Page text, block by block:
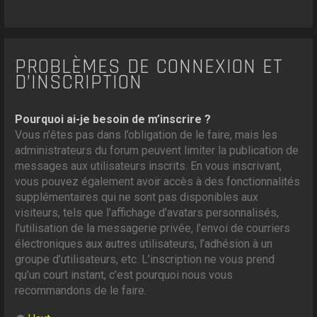
PROBLÈMES DE CONNEXION ET
D’INSCRIPTION
Pourquoi ai-je besoin de m’inscrire ?
Vous n’êtes pas dans l’obligation de le faire, mais les
administrateurs du forum peuvent limiter la publication de
messages aux utilisateurs inscrits. En vous inscrivant,
vous pouvez également avoir accès à des fonctionnalités
supplémentaires qui ne sont pas disponibles aux
visiteurs, tels que l’affichage d’avatars personnalisés,
l’utilisation de la messagerie privée, l’envoi de courriers
électroniques aux autres utilisateurs, l’adhésion à un
groupe d’utilisateurs, etc. L’inscription ne vous prend
qu’un court instant, c’est pourquoi nous vous
recommandons de le faire.